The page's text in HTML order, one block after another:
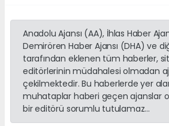
Anadolu Ajansı (AA), İhlas Haber
Demirören Haber Ajansı (DHA) ve
tarafından eklenen tüm haberler,
editörlerinin müdahalesi olmadan
çekilmektedir. Bu haberlerde yer
muhataplar haberi geçen ajanslar
bir editörü sorumlu tutulamaz...